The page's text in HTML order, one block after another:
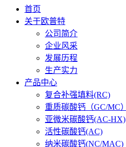
首页
关于欧普特
公司简介
企业风采
发展历程
生产实力
产品中心
复合补强填料(RC)
重质碳酸钙（GC/MC）
亚微米碳酸钙(AC-HX)
活性碳酸钙(AC)
纳米碳酸钙(NC/MAC)